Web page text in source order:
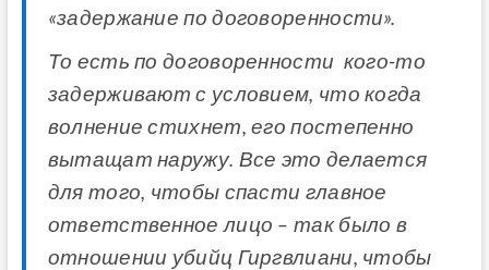
«задержание по договоренности».
То есть по договоренности кого-то
задерживают с условием, что когда
волнение стихнет, его постепенно
вытащат наружу. Все это делается
для того, чтобы спасти главное
ответственное лицо – так было в
отношении убийц Гиргвлиани, чтобы